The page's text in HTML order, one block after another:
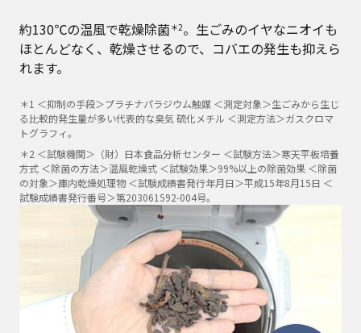
約130℃の温風で乾燥除菌 ＊2。生ごみのイヤなニオイも
ほとんどなく、乾燥させるので、コバエの発生も抑えら
れます。
＊1 ＜抑制の手段＞プラチナパラジウム触媒 ＜測定対象＞生ごみから生じ
る比較的発生量が多い代表的な臭気 硫化メチル ＜測定方法＞ガスクロマ
トグラフィ。
＊2 ＜試験機関＞（財）日本食品分析センター ＜試験方法＞寒天平板培養
方式 ＜除菌の方法＞温風乾燥式 ＜試験効果＞99%以上の除菌効果 ＜除菌
の対象＞庫内乾燥処理物 ＜試験成績書発行年月日＞平成15年8月15日 ＜
試験成績書発行番号＞第203061592-004号。